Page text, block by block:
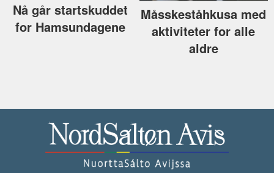
Nå går startskuddet
for Hamsundagene
Måsskeståhkusa med
aktiviteter for alle
aldre